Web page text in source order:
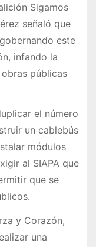
Sigamos
señaló que
este
infando la
públicas
el número
un cablebús
módulos
al SIAPA que
que se
y Corazón,
una